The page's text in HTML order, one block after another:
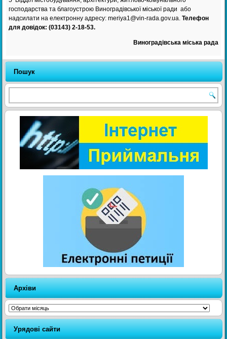
господарства та благоустрою Виноградівської міської ради або
надсилати на електронну адресу: meriya1@vin-rada.gov.ua.Телефон
для довідок: (03143) 2-18-53.
Виноградівська міська рада
Пошук
Архіви
Архіви
Урядові сайти